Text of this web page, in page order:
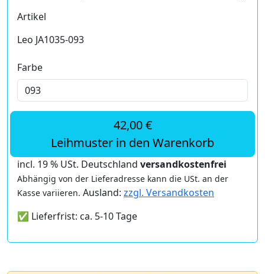
Artikel
Leo JA1035-093
Farbe
42,00 €
Leihmuster in den Warenkorb
incl. 19 % USt. Deutschland versandkostenfrei
Abhängig von der Lieferadresse kann die USt. an der
Kasse variieren. Ausland: zzgl. Versandkosten
✅ Lieferfrist: ca. 5-10 Tage